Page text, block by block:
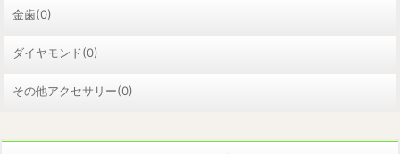
金歯(0)
ダイヤモンド(0)
その他アクセサリー(0)